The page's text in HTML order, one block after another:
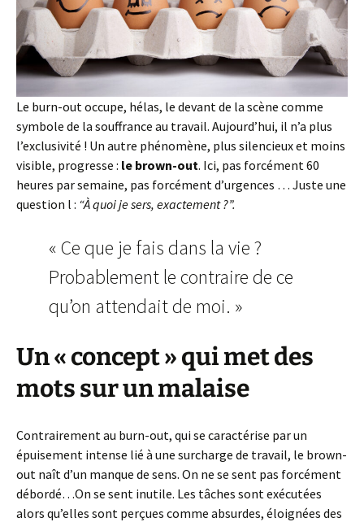
Le burn-out occupe, hélas, le devant de la scène comme
symbole de la souffrance au travail. Aujourd’hui, il n’a plus
l’exclusivité ! Un autre phénomène, plus silencieux et moins
visible, progresse : le brown-out. Ici, pas forcément 60
heures par semaine, pas forcément d’urgences … Juste une
question l : “À quoi je sers, exactement ?”.
« Ce que je fais dans la vie ?
Probablement le contraire de ce
qu’on attendait de moi. »
Un « concept » qui met des
mots sur un malaise
Contrairement au burn-out, qui se caractérise par un
épuisement intense lié à une surcharge de travail, le brown-
out naît d’un manque de sens. On ne se sent pas forcément
débordé…On se sent inutile. Les tâches sont exécutées
alors qu’elles sont perçues comme absurdes, éloignées des